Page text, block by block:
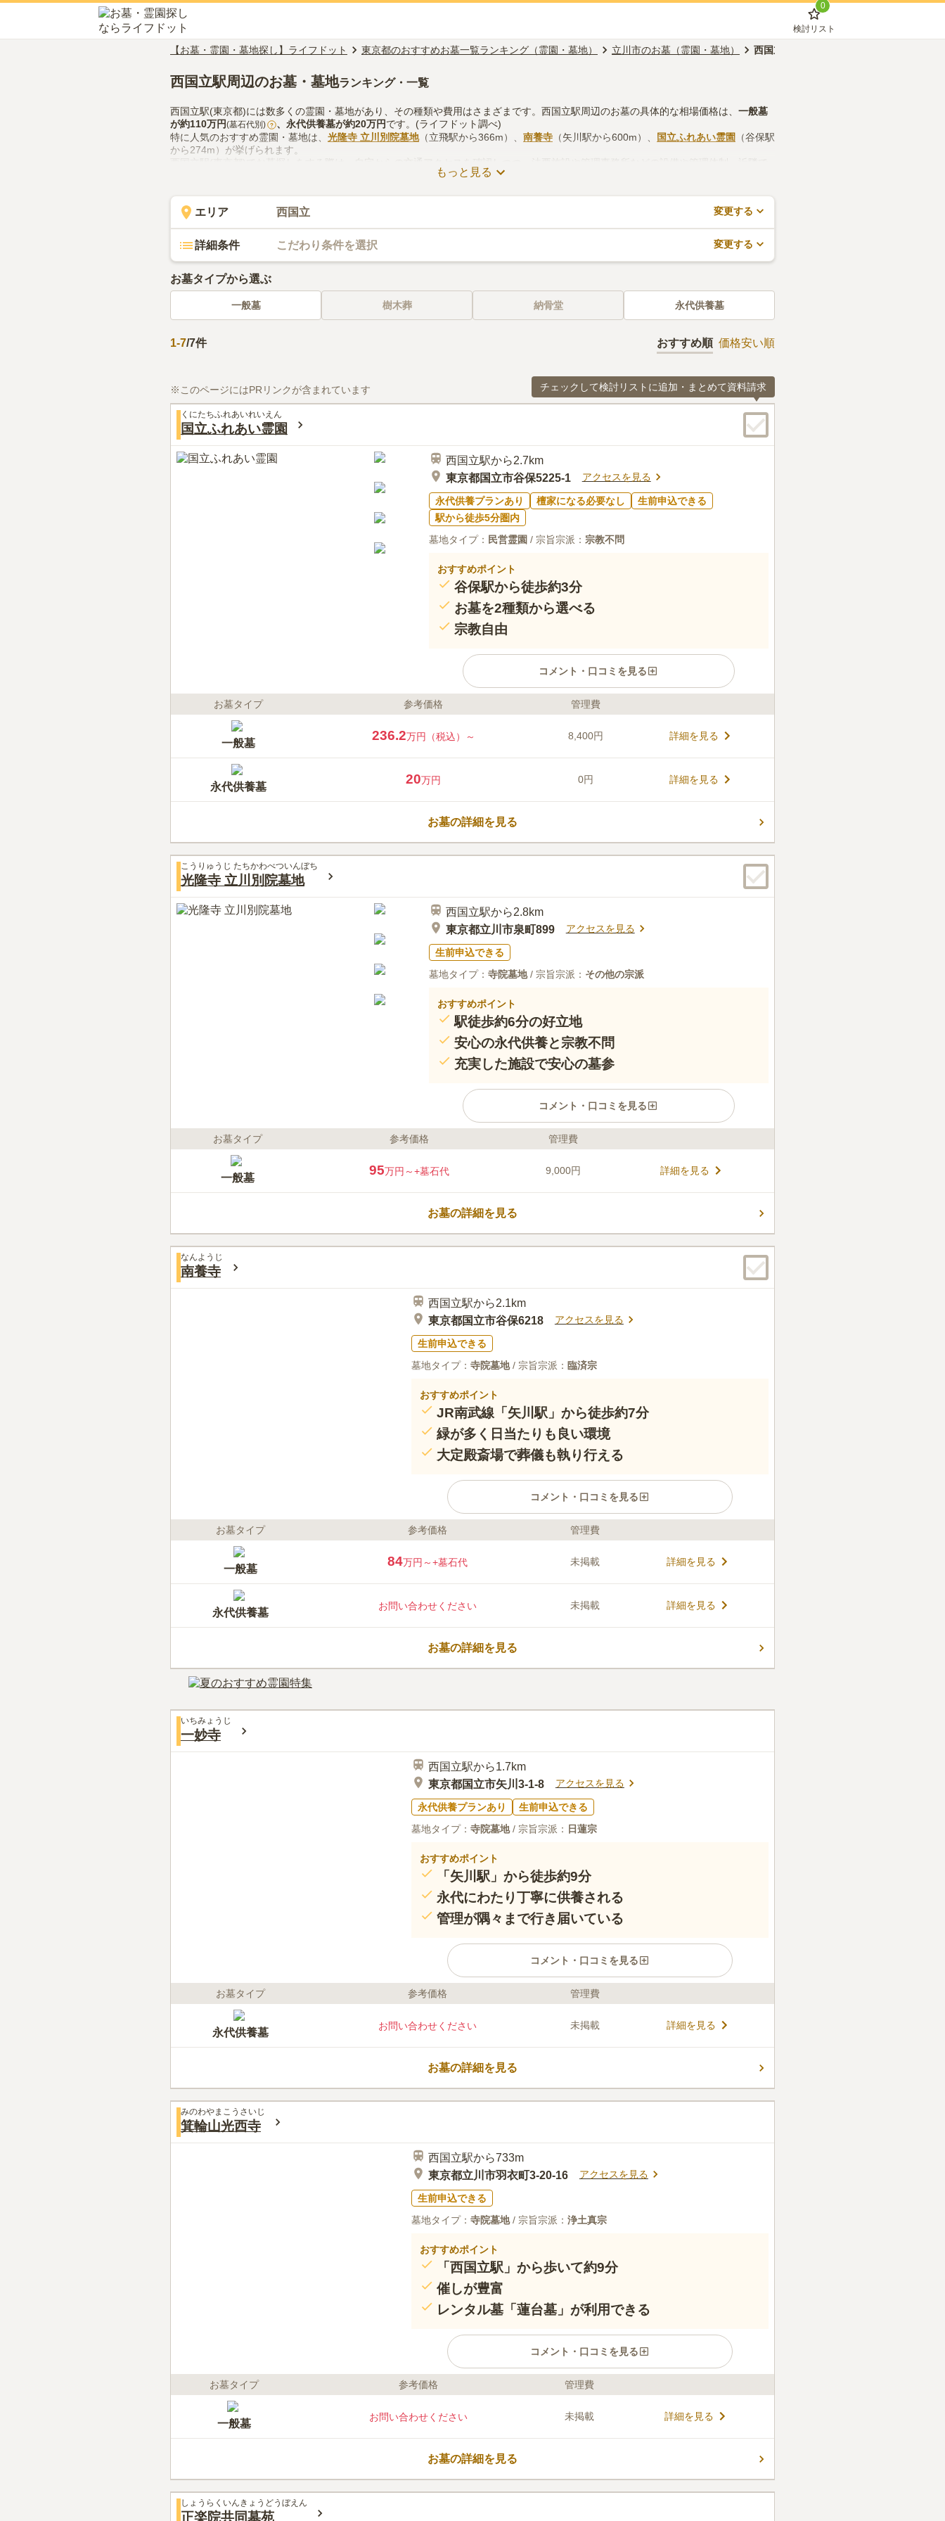
0
検討リスト
【お墓・霊園・墓地探し】ライフドット 東京都のおすすめお墓一覧ランキング（霊園・墓地） 立川市のお墓（霊園・墓地） 西国立駅のお墓（霊園・墓地）
西国立駅周辺のお墓・墓地ランキング・一覧
西国立駅(東京都)には数多くの霊園・墓地があり、その種類や費用はさまざまです。西国立駅周辺のお墓の具体的な相場価格は、 一般墓
が約110万円(墓石代別) ? 、 永代供養墓が約20万円です。(ライフドット調べ)
特に人気のおすすめ霊園・墓地は、 光隆寺 立川別院墓地（立飛駅から366m）、 南養寺 （矢川駅から600m）、 国立ふれあい霊園 （谷保駅
から274m）が挙げられます。
西国立駅(東京都)でお墓探しをする際は、自宅からの交通アクセスを確認しつつ、法要施設や管理事務所などの設備や管理体制、近隣で
の供花やお線香の入手方法などを考慮して選ぶとよいでしょう。資料請求や見学予約が無料でできますので、活用してみてください。
もっと見る
エリア 西国立 変更する
詳細条件 こだわり条件を選択 変更する
お墓タイプから選ぶ
一般墓 樹木葬 納骨堂 永代供養墓
1-7/7件 おすすめ順 価格安い順
※このページにはPRリンクが含まれています チェックして検討リストに追加・まとめて資料請求
くにたちふれあいれいえん
国立ふれあい霊園
西国立駅から2.7km
東京都国立市谷保5225-1
アクセスを見る
永代供養プランあり 檀家になる必要なし
生前申込できる
駅から徒歩5分圏内
墓地タイプ： 民営霊園 / 宗旨宗派： 宗教不問
おすすめポイント
谷保駅から徒歩約3分
お墓を2種類から選べる
宗教自由
コメント・口コミを見る
ライフドット編集部のコメント
街の中にある霊園ですが、隣には滝之院という寺院があり、と
ころどころに田畑がある静かな環境です。2段にわかれた霊園は
（やわらぎ）」は、黒色で統一され高級感がありますが、円形
の墓石の中央に桜の花があしらわれているため、かわいらしい
雰囲気もあります。
口コミ評価
この霊園はまだ誰からも評価されていません。
お墓タイプ 参考価格 管理費
一般墓
236.2万円（税込）～ 8,400円 詳細を見る
永代供養墓
20万円 0円 詳細を見る
お墓の詳細を見る
こうりゅうじ たちかわべついんぼち
光隆寺 立川別院墓地
西国立駅から2.8km
東京都立川市泉町899
アクセスを見る
生前申込できる
墓地タイプ： 寺院墓地/ 宗旨宗派： その他の宗派
おすすめポイント
駅徒歩約6分の好立地
安心の永代供養と宗教不問
充実した施設で安心の墓参
コメント・口コミを見る
ライフドット編集部のコメント
央線立川駅や西武線玉川上水駅からもバス便が多数ある便利な
立地にある光隆寺立川別院墓地では、宗旨・宗派を問わず、寄
付金の強要もなく、継承者がいない方でも安心してお申し込み
いただける永代供養システムを提供しています。充実した施設
と広い駐車場を完備しており、小さなお子様から高齢の方まで
お墓タイプ 参考価格 管理費
一般墓
95万円～+墓石代 9,000円 詳細を見る
お墓の詳細を見る
なんようじ
南養寺
西国立駅から2.1km
東京都国立市谷保6218
アクセスを見る
生前申込できる
墓地タイプ： 寺院墓地/ 宗旨宗派： 臨済宗
おすすめポイント
JR南武線「矢川駅」から徒歩約7分
緑が多く日当たりも良い環境
大定殿斎場で葬儀も執り行える
コメント・口コミを見る
ライフドット編集部のコメント
1347年創建で、山門・本堂・鐘楼など数々の建物が国立市の文化財
に指定されています。最寄り駅の「矢川駅」から徒歩でアクセスで
すい便利な環境です。「くにたち郷土文化館」に隣接しているの
で、お参りと共に地域の歴史に親しむこともできます。国立市周辺
でお墓をお探しの方におすすめです。
口コミ評価
この霊園はまだ誰からも評価されていません。
お墓タイプ 参考価格 管理費
一般墓
84万円～+墓石代 未掲載 詳細を見る
永代供養墓
お問い合わせください 未掲載 詳細を見る
お墓の詳細を見る
いちみょうじ
一妙寺
西国立駅から1.7km
東京都国立市矢川3-1-8
アクセスを見る
永代供養プランあり
生前申込できる
墓地タイプ： 寺院墓地/ 宗旨宗派： 日蓮宗
おすすめポイント
「矢川駅」から徒歩約9分
永代にわたり丁寧に供養される
管理が隅々まで行き届いている
コメント・口コミを見る
ライフドット編集部のコメント
3回の法要の他、毎朝読み上げ供養をしてもらうことができます。お
骨を途中でとりだして合祀することもありません。 上川霊園は365
日年中無休なのでいつでもお参りすることができます。 法要室・会
食室、売店、休憩所、車椅子対応のトイレもあり、施設も充実して
います。 広い駐車場を完備しているので、車でも安心してアクセス
お墓タイプ 参考価格 管理費
永代供養墓
お問い合わせください 未掲載 詳細を見る
お墓の詳細を見る
みのわやまこうさいじ
箕輪山光西寺
西国立駅から733m
東京都立川市羽衣町3-20-16
アクセスを見る
生前申込できる
墓地タイプ： 寺院墓地/ 宗旨宗派： 浄土真宗
おすすめポイント
「西国立駅」から歩いて約9分
催しが豊富
レンタル墓「蓮台墓」が利用できる
コメント・口コミを見る
ライフドット編集部のコメント
墓、合葬墓「倶會一處」、レンタル墓「蓮台墓」があります。 レン
タル墓とは、最終的に合葬墓へ葬る前に、一定の期間（1年～10年
の間で期間を設定し）、個別の墓地として使用できる墓のことで
す。 「蓮台に乗って浄土へ行く野」という意味を持つ「蓮台野」と
いう言葉にちなんだものだそうです。
お墓タイプ 参考価格 管理費
一般墓
お問い合わせください 未掲載 詳細を見る
お墓の詳細を見る
しょうらくいんきょうどうぼえん
正楽院共同墓苑